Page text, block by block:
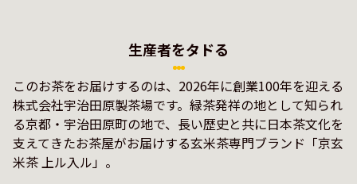
生産者をタドる
このお茶をお届けするのは、2026年に創業100年を迎える
株式会社宇治田原製茶場です。緑茶発祥の地として知られ
る京都・宇治田原町の地で、長い歴史と共に日本茶文化を
支えてきたお茶屋がお届けする玄米茶専門ブランド「京玄
米茶 上ル入ル」。